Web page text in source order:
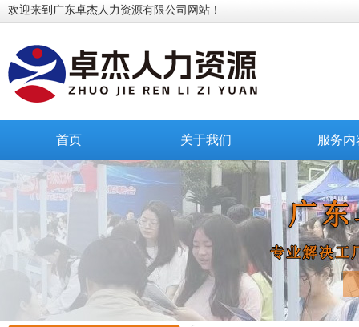
欢迎来到广东卓杰人力资源有限公司网站！
首页 关于我们 服务内